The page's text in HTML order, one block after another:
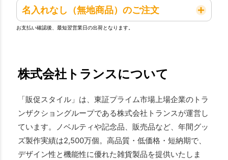
名入れなし（無地商品）のご注文
お支払い確認後、最短翌営業日の出荷となります。
株式会社トランスについて
「販促スタイル」は、東証プライム市場上場企業のトラ
ンザクショングループである株式会社トランスが運営し
ています。ノベルティや記念品、販売品など、年間グッ
ズ製作実績は2,500万個。高品質・低価格・短納期で、
デザイン性と機能性に優れた雑貨製品を提供いたしま